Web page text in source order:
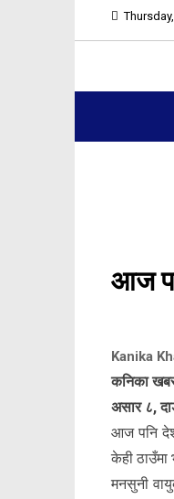
आज
Kanika
कनिका
असार ८,
आज पनि
केही ठाउँमा
मनसुनी